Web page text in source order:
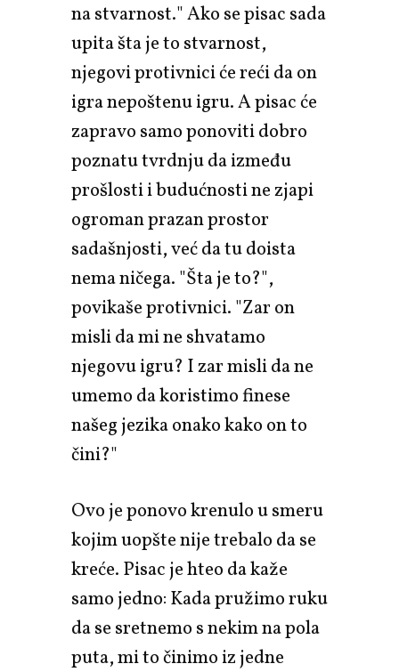
na stvarnost." Ako se pisac sada
upita šta je to stvarnost,
njegovi protivnici će reći da on
igra nepoštenu igru. A pisac će
zapravo samo ponoviti dobro
poznatu tvrdnju da između
prošlosti i budućnosti ne zjapi
ogroman prazan prostor
sadašnjosti, već da tu doista
nema ničega. "Šta je to?",
povikaše protivnici. "Zar on
misli da mi ne shvatamo
njegovu igru? I zar misli da ne
umemo da koristimo finese
našeg jezika onako kako on to
čini?"
Ovo je ponovo krenulo u smeru
kojim uopšte nije trebalo da se
kreće. Pisac je hteo da kaže
samo jedno: Kada pružimo ruku
da se sretnemo s nekim na pola
puta, mi to činimo iz jedne